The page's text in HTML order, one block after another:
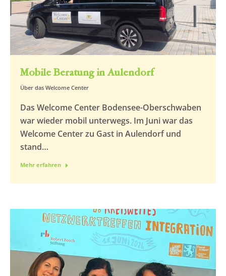
Mobile Beratung in Aulendorf
Über das Welcome Center
Das Welcome Center Bodensee-Oberschwaben
war wieder mobil unterwegs. Im Juni war das
Welcome Center zu Gast in Aulendorf und
stand…
Mehr erfahren